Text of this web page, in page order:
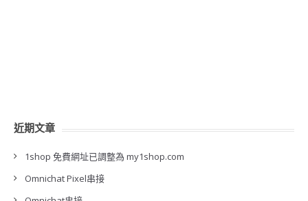
近期文章
1shop 免費網址已調整為 my1shop.com
Omnichat Pixel串接